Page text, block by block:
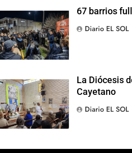
67 barrios
Diario EL SOL
La Diócesis
Cayetano
Diario EL SOL